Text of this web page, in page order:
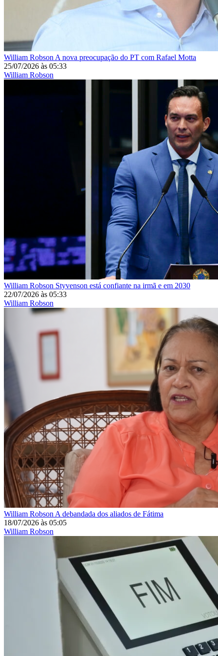
William Robson A nova preocupação do PT com Rafael Motta
25/07/2026 às 05:33
William Robson
William Robson Styvenson está confiante na irmã e em 2030
22/07/2026 às 05:33
William Robson
William Robson A debandada dos aliados de Fátima
18/07/2026 às 05:05
William Robson